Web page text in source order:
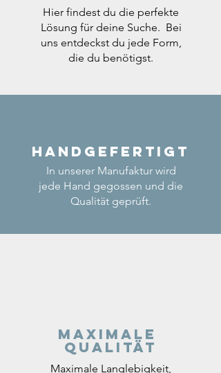
Hier findest du die perfekte
Lösung für deine Suche. Bei
uns entdeckst du jede Form,
die du benötigst.
Handgefertigt
In unserer Manufaktur wird
jede Hand gegossen und die
Qualität geprüft.
Maximale
Qualität
Maximale Langlebigkeit,